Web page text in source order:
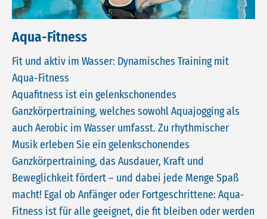
Aqua-Fitness
Fit und aktiv im Wasser: Dynamisches Training mit
Aqua-Fitness
Aquafitness ist ein gelenkschonendes
Ganzkörpertraining, welches sowohl Aquajogging als
auch Aerobic im Wasser umfasst. Zu rhythmischer
Musik erleben Sie ein gelenkschonendes
Ganzkörpertraining, das Ausdauer, Kraft und
Beweglichkeit fördert – und dabei jede Menge Spaß
macht! Egal ob Anfänger oder Fortgeschrittene: Aqua-
Fitness ist für alle geeignet, die fit bleiben oder werden